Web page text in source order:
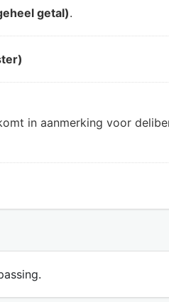
getal).
in aanmerking voor